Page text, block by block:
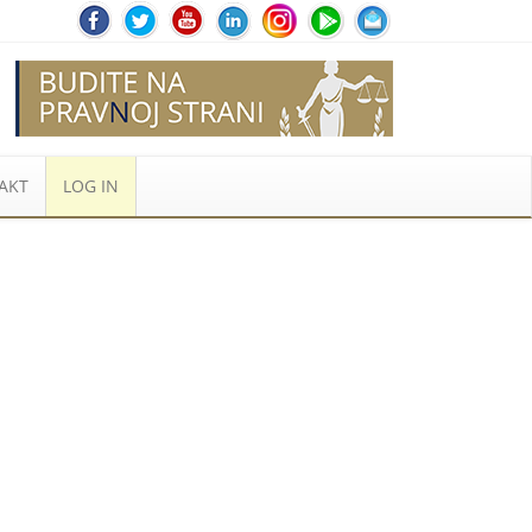
LOG IN